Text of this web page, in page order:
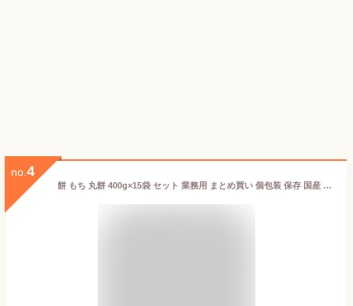
no. 4
餅 もち 丸餅 400g×15袋 セット 業務用 まとめ買い 個包装 保存 国産 もち米 まる餅 お供え おやつ お正月 年末 年始 お餅 お菓子 mochi モチ 切り餅 切餅 アイリスオーヤマ アイリスフーズ 生まるもち 国内産水稲もち米100%使用 * [2606SX]